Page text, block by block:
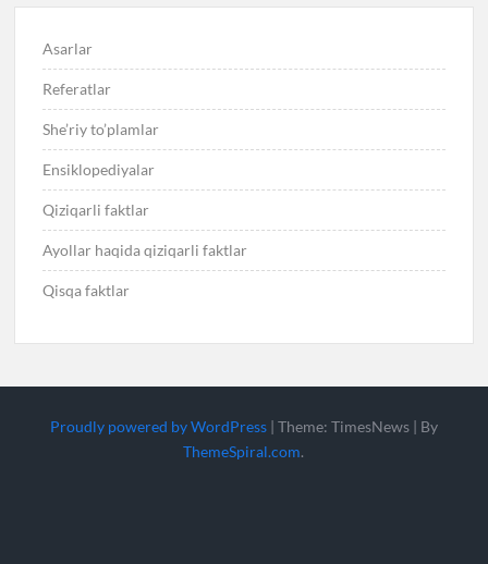
Asarlar
Referatlar
She’riy to’plamlar
Ensiklopediyalar
Qiziqarli faktlar
Ayollar haqida qiziqarli faktlar
Qisqa faktlar
Proudly powered by WordPress | Theme: TimesNews | By
ThemeSpiral.com.